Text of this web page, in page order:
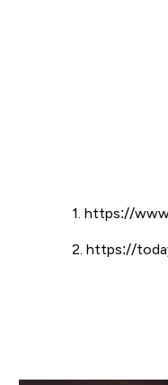
1. https://
2. https://